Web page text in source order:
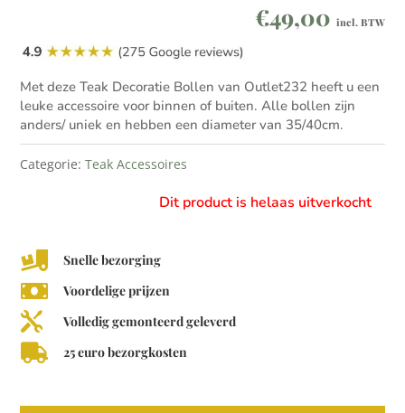
€49,00 incl. BTW
Met deze Teak Decoratie Bollen van Outlet232 heeft u een
leuke accessoire voor binnen of buiten. Alle bollen zijn
anders/ uniek en hebben een diameter van 35/40cm.
Categorie:Teak Accessoires
Dit product is helaas uitverkocht
 Snelle bezorging
 Voordelige prijzen
 Volledig gemonteerd geleverd
 25 euro bezorgkosten